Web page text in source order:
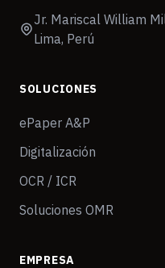
Jr. Mariscal William
Lima, Perú
SOLUCIONES
ePaper A&P
Digitalización
OCR / ICR
Soluciones OMR
EMPRESA